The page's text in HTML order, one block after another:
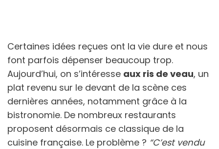
Certaines idées reçues ont la vie dure et nous
font parfois dépenser beaucoup trop.
Aujourd’hui, on s’intéresse aux ris de veau, un
plat revenu sur le devant de la scène ces
dernières années, notamment grâce à la
bistronomie. De nombreux restaurants
proposent désormais ce classique de la
cuisine française. Le problème ? “C’est vendu